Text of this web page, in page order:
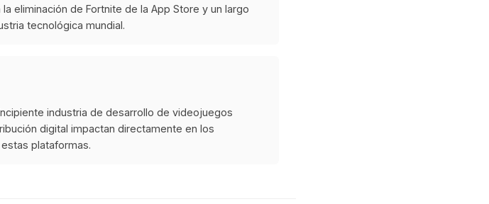
eliminación de Fortnite de la App Store y un largo
tecnológica mundial.
industria de desarrollo de videojuegos
digital impactan directamente en los
plataformas.